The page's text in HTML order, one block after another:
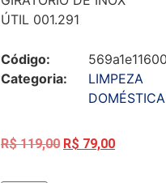
ÚTIL 001.291
Código:
Categoria:
LIMPEZA
DOMÉSTICA
R$119,00 R$ 79,00